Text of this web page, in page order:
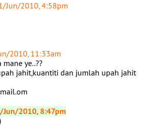
Jun/2010, 4:58pm
2010, 11:33am
ye..??
jahit,kuantiti dan jumlah upah jahit
Jun/2010, 8:47pm